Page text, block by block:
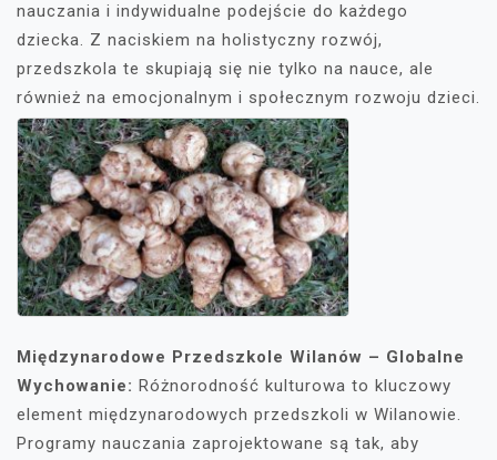
nauczania i indywidualne podejście do każdego
dziecka. Z naciskiem na holistyczny rozwój,
przedszkola te skupiają się nie tylko na nauce, ale
również na emocjonalnym i społecznym rozwoju dzieci.
Międzynarodowe Przedszkole Wilanów – Globalne
Wychowanie: Różnorodność kulturowa to kluczowy
element międzynarodowych przedszkoli w Wilanowie.
Programy nauczania zaprojektowane są tak, aby